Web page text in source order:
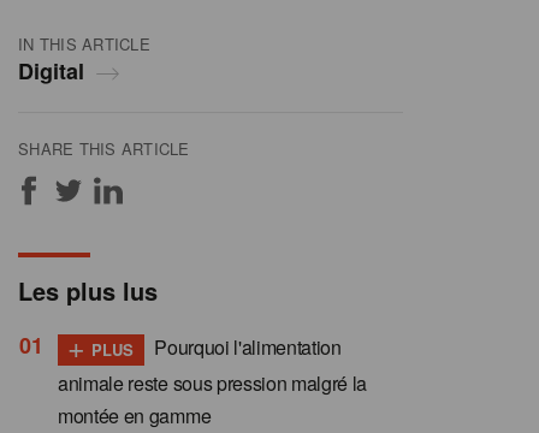
IN THIS ARTICLE
Digital
SHARE THIS ARTICLE
Les plus lus
+ PLUS
Pourquoi l'alimentation
animale reste sous pression malgré la
montée en gamme